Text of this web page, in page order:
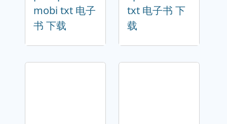
mobi txt 电子
书 下载
txt 电子书 下
载